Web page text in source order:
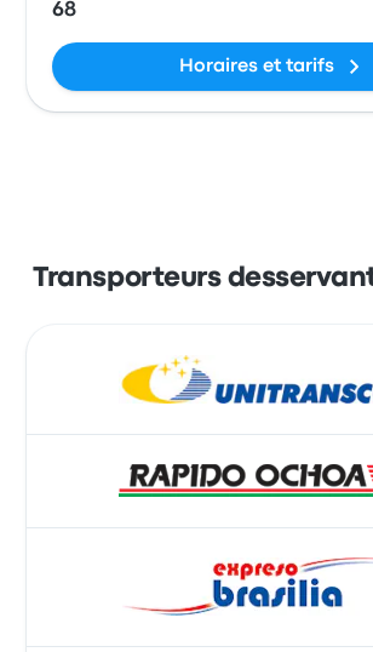
68
Horaires et tarifs
Transporteurs